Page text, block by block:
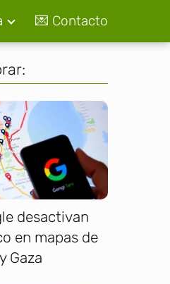
💌 Contacto
desactivan
en mapas de
Gaza